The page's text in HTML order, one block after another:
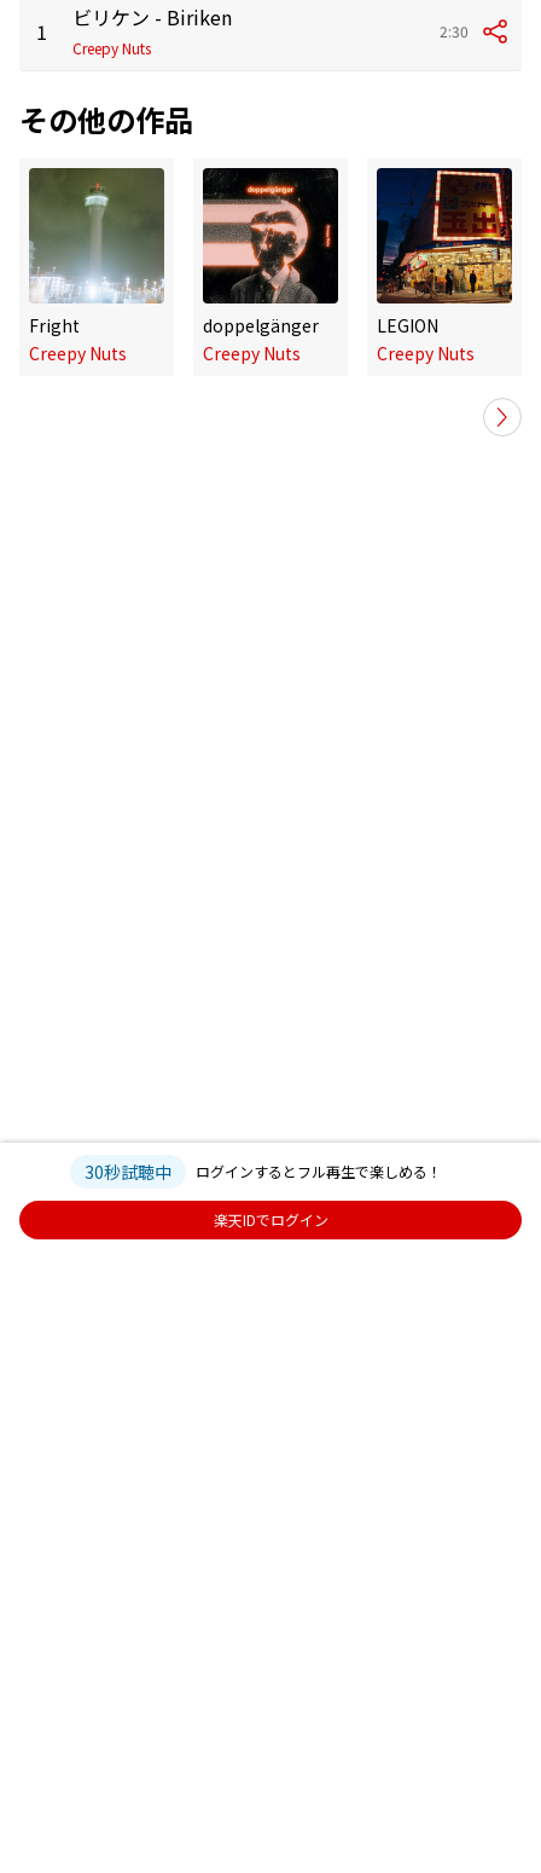
1 ビリケン - Biriken
Creepy Nuts
2:30
その他の作品
Fright
Creepy Nuts
doppelgänger
Creepy Nuts
LEGION
Creepy Nuts
30秒試聴中 ログインするとフル再生で楽しめる！
楽天IDでログイン